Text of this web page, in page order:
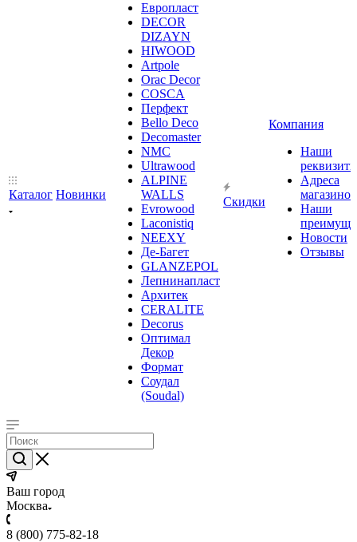
Каталог Новинки
Европласт
DECOR
DIZAYN
HIWOOD
Artpole
Orac Decor
COSCA
Перфект
Bello Deco
Decomaster
NMС
Ultrawood
ALPINE
WALLS
Evrowood
Laconistiq
NEEXY
Де-Багет
GLANZEPOL
Лепнинапласт
Архитек
CERALITE
Decorus
Оптимал
Декор
Формат
Соудал
(Soudal)
Скидки
Компания
Наши
Адреса
магазинов
Наши
Новости
Отзывы
Ваш город
Москва
8 (800) 775-82-18